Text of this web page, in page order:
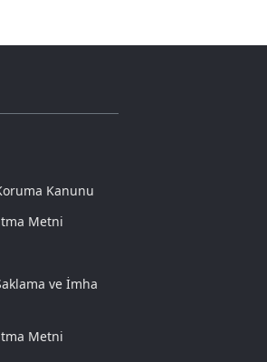
Kanunu
Metni
ve İmha
Metni